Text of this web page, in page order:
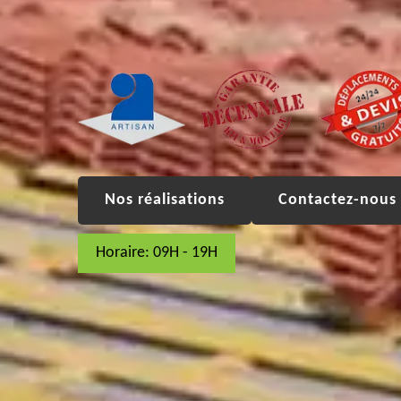
Nos réalisations Contactez-nous
Horaire: 09H - 19H